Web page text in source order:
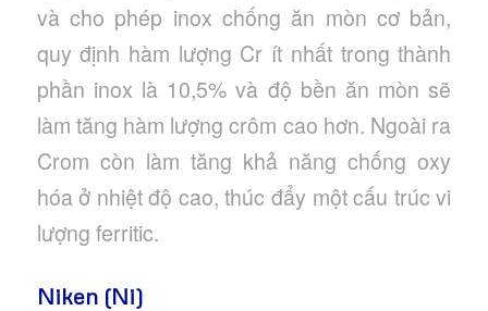
và cho phép inox chống ăn mòn cơ bản,
quy định hàm lượng Cr ít nhất trong thành
phần inox là 10,5% và độ bền ăn mòn sẽ
làm tăng hàm lượng crôm cao hơn. Ngoài ra
Crom còn làm tăng khả năng chống oxy
hóa ở nhiệt độ cao, thúc đẩy một cấu trúc vi
lượng ferritic.
Niken (Ni)